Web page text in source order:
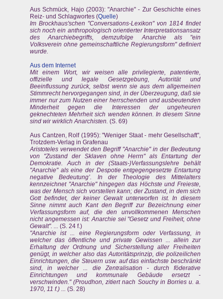
Aus Schmück, Hajo (2003): "Anarchie" - Zur Geschichte eines
Reiz- und Schlagwortes (Quelle)
Im Brockhaus'schen "Conversations-Lexikon" von 1814 findet
sich noch ein anthropologisch orientierter Interpretationsansatz
des Anarchiebegriffs, demzufolge Anarchie als "ein
Volksverein ohne gemeinschaftliche Regierungsform" definiert
wurde.
Aus dem Internet
Mit einem Wort, wir weisen alle privilegierte, patentierte,
offizielle und legale Gesetzgebung, Autorität und
Beeinflussung zurück, selbst wenn sie aus dem allgemeinen
Stimmrecht hervorgegangen sind, in der Überzeugung, daß sie
immer nur zum Nutzen einer herrschenden und ausbeutenden
Minderheit gegen die Interessen der ungeheuren
geknechteten Mehrheit sich wenden können. In diesem Sinne
sind wir wirklich Anarchisten. (S. 69)
Aus Cantzen, Rolf (1995): "Weniger Staat - mehr Gesellschaft",
Trotzdem-Verlag in Grafenau
Aristoteles verwendet den Begriff "Anarchie" in der Bedeutung
von "Zustand der Sklaven ohne Herrn" als Entartung der
Demokratie. Auch in der (Staats-)Verfassungslehre behält
"Anarchie" als eine der Despotie entgegengesetzte Entartung
negative Bedeutung’. In der Theologie des Mittelalters
kennzeichnet "Anarchie" hingegen das Höchste und Freieste,
was der Mensch sich vorstellen kann; der Zustand, in dem sich
Gott befindet, der keiner Gewalt unterworfen ist. In diesem
Sinne nimmt auch Kant den Begriff zur Bezeichnung einer
Verfassungsform auf, die den unvollkommenen Menschen
nicht angemessen ist: Anarchie sei "Gesetz und Freiheit, ohne
Gewalt". ... (S. 24 f.)
"Anarchie ist ... eine Regierungsform oder Verfassung, in
welcher das öffentliche und private Gewissen ... allein zur
Erhaltung der Ordnung und Sicherstellung aller Freiheiten
genügt, in welcher also das Autoritätsprinzip, die polizeilichen
Einrichtungen, die Steuern usw. auf das einfachste beschränkt
sind, in welcher ... die Zentralisation - durch föderative
Einrichtungen und kommunale Gebäude ersetzt -
verschwinden." (Proudhon, zitiert nach Souchy in Borries u. a.
1970, 11 f.) ... (S. 28)